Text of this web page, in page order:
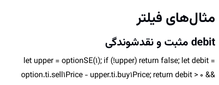
مثال‌های فیلتر
debit مثبت و نقدشوندگی
let upper = optionSE(1); if (!upper) return false; let debit =
option.ti.sell1Price - upper.ti.buy1Price; return debit > 0 &&